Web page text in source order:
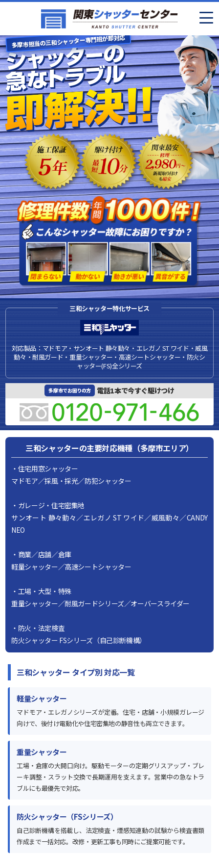
多摩市担当の三和シャッター専門班が即対応
三和シャッター特化サービス
対応製品：マドモア・サンオート 静々動々・エレガノ ST ワイド・威風
動々・耐風ガード・重量シャッター・高速シートシャッター・防火シ
ャッター(FS)全シリーズ
多摩市でお困りの方 電話1本で今すぐ駆けつけ
三和シャッターの主要対応機種（多摩市エリア）
・住宅用窓シャッター
マドモア／採風・採光／防犯シャッター
・ガレージ・住宅密集地
サンオート 静々動々／エレガノ ST ワイド／威風動々／CANDY
NEO
・商業／店舗／倉庫
軽量シャッター／高速シートシャッター
・工場・大型・特殊
重量シャッター／耐風ガードシリーズ／オーバースライダー
・防火・法定検査
防火シャッター FSシリーズ（自己診断機構）
三和シャッター タイプ別 対応一覧
軽量シャッター
マドモア・エレガノシリーズが定番。住宅・店舗・小規模ガレージ
向けで、後付け電動化や住宅密集地の静音性も両立できます。
重量シャッター
工場・倉庫の大開口向け。駆動モーターの定期グリスアップ・ブレ
ーキ調整・スラット交換で長期運用を支えます。営業中の急なトラ
ブルにも最優先で対応。
防火シャッター（FSシリーズ）
自己診断機構を搭載し、法定検査・煙感知連動の試験から検査書類
作成まで一括対応。改修・更新工事も同時にご提案可能です。